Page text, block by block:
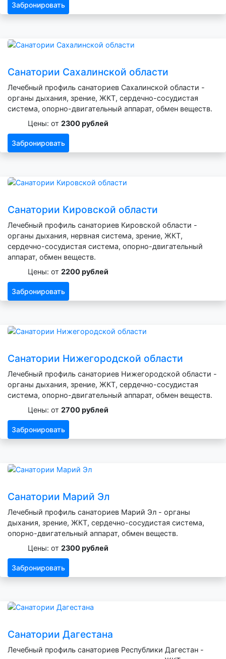
Забронировать
Санатории Сахалинской области
Лечебный профиль санаториев Сахалинской области -
органы дыхания, зрение, ЖКТ, сердечно-сосудистая
система, опорно-двигательный аппарат, обмен веществ.
Цены: от 2300 рублей
Забронировать
Санатории Кировской области
Лечебный профиль санаториев Кировской области -
органы дыхания, нервная система, зрение, ЖКТ,
сердечно-сосудистая система, опорно-двигательный
аппарат, обмен веществ.
Цены: от 2200 рублей
Забронировать
Санатории Нижегородской области
Лечебный профиль санаториев Нижегородской области -
органы дыхания, зрение, ЖКТ, сердечно-сосудистая
система, опорно-двигательный аппарат, обмен веществ.
Цены: от 2700 рублей
Забронировать
Санатории Марий Эл
Лечебный профиль санаториев Марий Эл - органы
дыхания, зрение, ЖКТ, сердечно-сосудистая система,
опорно-двигательный аппарат, обмен веществ.
Цены: от 2300 рублей
Забронировать
Санатории Дагестана
Лечебный профиль санаториев Республики Дагестан -